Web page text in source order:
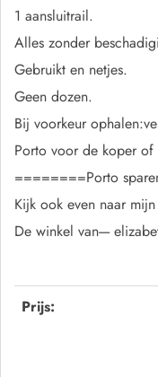
Prijs:
1 aansluitrail.
Alles zonder
Gebruikt en netjes.
Geen dozen.
Bij voorkeur
Porto voor de koper
========Porto
Kijk ook even naar
De winkel van----